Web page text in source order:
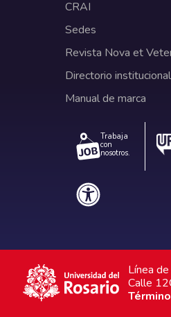
CRAI
Sedes
Revista Nova et
Directorio institucional
Manual de marca
Trabaja
con
nosotros.
Línea
Calle